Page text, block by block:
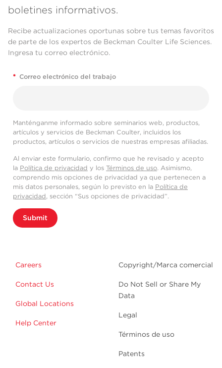
boletines informativos.
Recibe actualizaciones oportunas sobre tus temas favoritos
de parte de los expertos de Beckman Coulter Life Sciences.
Ingresa tu correo electrónico.
* Correo electrónico del trabajo
Manténganme informado sobre seminarios web, productos,
artículos y servicios de Beckman Coulter, incluidos los
productos, artículos o servicios de nuestras empresas afiliadas.
Al enviar este formulario, confirmo que he revisado y acepto
la Política de privacidad y los Términos de uso. Asimismo,
comprendo mis opciones de privacidad ya que pertenecen a
mis datos personales, según lo previsto en la Política de
privacidad, sección “Sus opciones de privacidad”.
Submit
Careers
Contact Us
Global Locations
Help Center
Copyright/Marca comercial
Do Not Sell or Share My
Data
Legal
Términos de uso
Patents